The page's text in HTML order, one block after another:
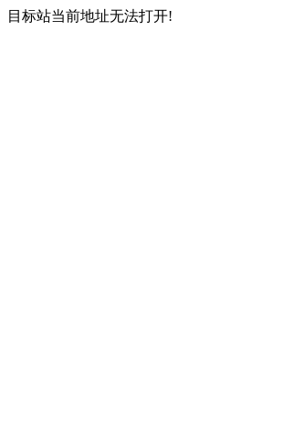
目标站当前地址无法打开!